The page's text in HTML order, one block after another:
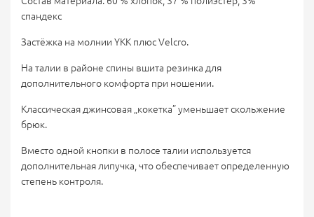
спандекс
Застёжка на молнии YKK плюс Velcro.
На талии в районе спины вшита резинка для
дополнительного комфорта при ношении.
Классическая джинсовая „кокетка” уменьшает скольжение
брюк.
Вместо одной кнопки в полосе талии используется
дополнительная липучка, что обеспечивает определенную
степень контроля.